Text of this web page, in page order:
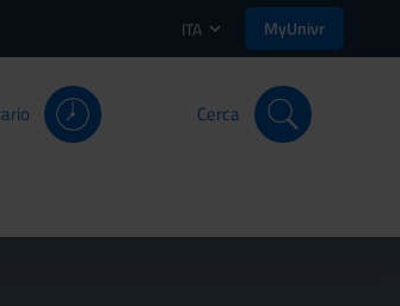
ITA MyUnivr
Cerca